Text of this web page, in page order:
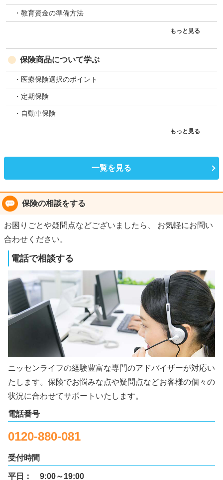
・教育資金の準備方法
もっと見る
保険商品について学ぶ
・医療保険選択のポイント
・定期保険
・自動車保険
もっと見る
一覧を見る
保険の相談をする
お困りごとや疑問点などございましたら、 お気軽にお問い
合わせください。
電話で相談する
ニッセンライフの経験豊富な専門のアドバイザーが対応い
たします。保険でお悩みな点や疑問点などお客様の個々の
状況に合わせてサポートいたします。
電話番号
0120-880-081
受付時間
平日：
9:00～19:00